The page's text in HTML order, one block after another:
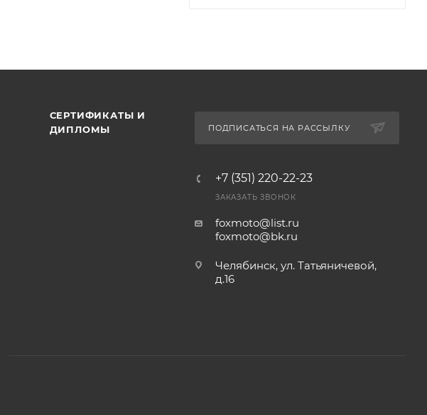
СЕРТИФИКАТЫ И
ДИПЛОМЫ
ПОДПИСАТЬСЯ НА РАССЫЛКУ
+7 (351) 220-22-23
ЗАКАЗАТЬ ЗВОНОК
foxmoto@list.ru
foxmoto@bk.ru
Челябинск, ул. Татьяничевой,
д.16